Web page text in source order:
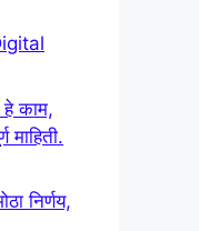
काम,
माहिती.
निर्णय,